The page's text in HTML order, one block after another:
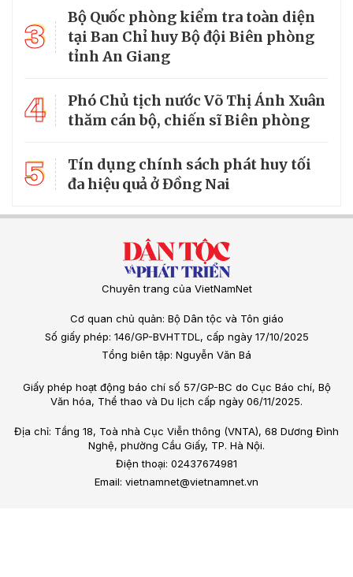
3
Bộ Quốc phòng kiểm tra toàn diện
tại Ban Chỉ huy Bộ đội Biên phòng
tỉnh An Giang
4
Phó Chủ tịch nước Võ Thị Ánh Xuân
thăm cán bộ, chiến sĩ Biên phòng
5
Tín dụng chính sách phát huy tối
đa hiệu quả ở Đồng Nai
Chuyên trang của VietNamNet
Cơ quan chủ quản: Bộ Dân tộc và Tôn giáo
Số giấy phép: 146/GP-BVHTTDL, cấp ngày 17/10/2025
Tổng biên tập: Nguyễn Văn Bá
Giấy phép hoạt động báo chí số 57/GP-BC do Cục Báo chí, Bộ
Văn hóa, Thể thao và Du lịch cấp ngày 06/11/2025.
Địa chỉ: Tầng 18, Toà nhà Cục Viễn thông (VNTA), 68 Dương Đình
Nghệ, phường Cầu Giấy, TP. Hà Nội.
Điện thoại: 02437674981
Email: vietnamnet@vietnamnet.vn